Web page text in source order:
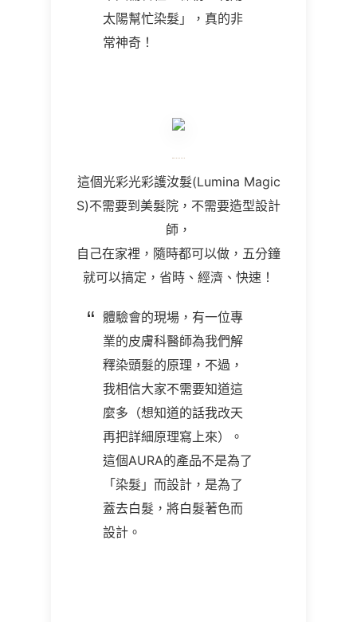
太陽幫忙染髮」，真的非
常神奇！
這個光彩光彩護汝髮(Lumina Magic
S)不需要到美髮院，不需要造型設計
師，
自己在家裡，隨時都可以做，五分鐘
就可以搞定，省時、經濟、快速！
體驗會的現場，有一位專
業的皮膚科醫師為我們解
釋染頭髮的原理，不過，
我相信大家不需要知道這
麼多（想知道的話我改天
再把詳細原理寫上來）。
這個AURA的產品不是為了
「染髮」而設計，是為了
蓋去白髮，將白髮著色而
設計。